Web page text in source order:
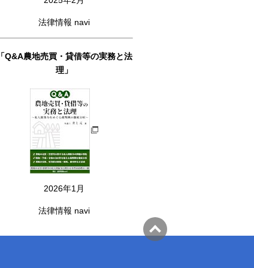
法律情報 navi
「Q&A農地売買・貸借等の実務と法
理」
2026年1月
法律情報 navi